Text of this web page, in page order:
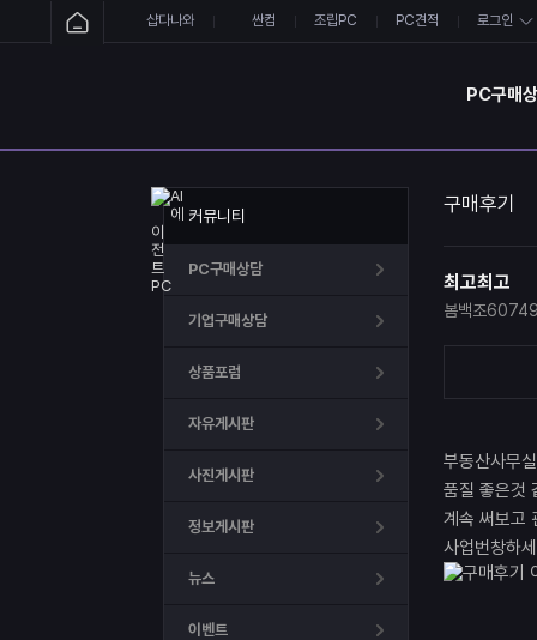
샵다나와 싼컴 조립PC PC견적 로그인
PC구매
커뮤니티
PC구매상담
기업구매상담
상품포럼
자유게시판
사진게시판
정보게시판
뉴스
이벤트
구매후기
최고최고
봄백조
부동산사무
품질 좋은것
계속 써보고
사업번창하